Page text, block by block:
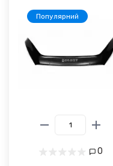
Популярний
0